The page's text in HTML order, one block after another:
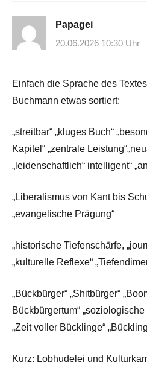
Papagei
20.06.2026 10:30 Uhr
Einfach die Sprache des
Buchmann etwas sortiert:
„streitbar“ „kluges Buch“
Kapitel“ „zentrale
„leidenschaftlich“ intelligent“
„Liberalismus von Kant bis
„evangelische Prägung“
„historische Tiefenschärfe,
„kulturelle Reflexe“
„Bückbürger“ „Shitbürger“
Bückbürgertum“
„Zeit voller Bücklinge“
Kurz: Lobhudelei und